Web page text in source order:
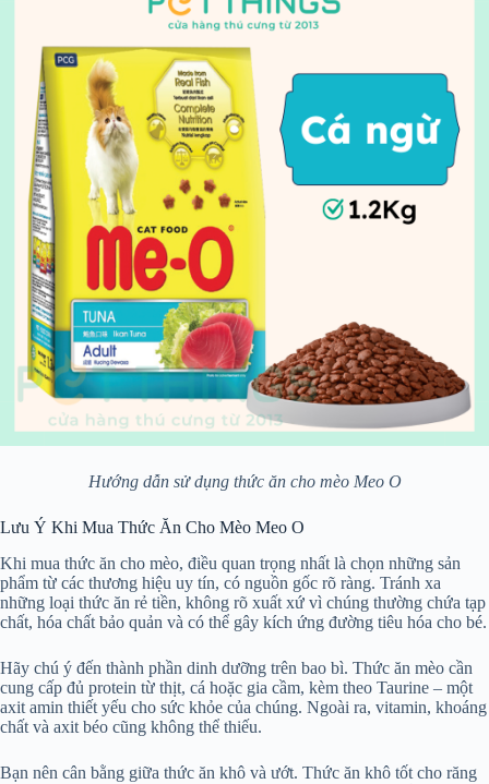
Hướng dẫn sử dụng thức ăn cho mèo Meo O
Lưu Ý Khi Mua Thức Ăn Cho Mèo Meo O
Khi mua thức ăn cho mèo, điều quan trọng nhất là chọn những sản
phẩm từ các thương hiệu uy tín, có nguồn gốc rõ ràng. Tránh xa
những loại thức ăn rẻ tiền, không rõ xuất xứ vì chúng thường chứa tạp
chất, hóa chất bảo quản và có thể gây kích ứng đường tiêu hóa cho bé.
Hãy chú ý đến thành phần dinh dưỡng trên bao bì. Thức ăn mèo cần
cung cấp đủ protein từ thịt, cá hoặc gia cầm, kèm theo Taurine – một
axit amin thiết yếu cho sức khỏe của chúng. Ngoài ra, vitamin, khoáng
chất và axit béo cũng không thể thiếu.
Bạn nên cân bằng giữa thức ăn khô và ướt. Thức ăn khô tốt cho răng